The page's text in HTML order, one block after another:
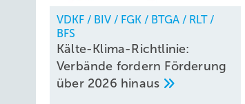
VDKF / BIV / FGK / BTGA / RLT /
BFS
Kälte-Klima-Richtlinie:
Verbände fordern Förderung
über 2026 hinaus